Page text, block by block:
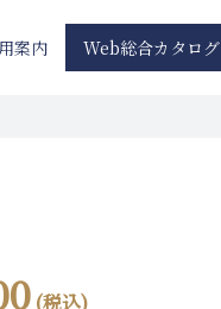
案内 Web総合カタログ
(税込)